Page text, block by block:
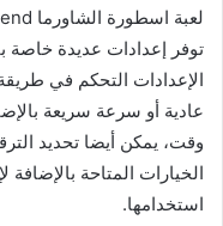
توفر إعدادات عديدة خاصة
الإعدادات التحكم في
عادية أو سرعة سريعة
وقت، يمكن أيضا تحديد
الخيارات المتاحة بالإضافة
استخدامها.